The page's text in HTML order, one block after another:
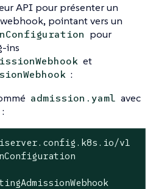
API pour présenter un
pointant vers un
pour
ins
et
:
admission.yaml avec
v1